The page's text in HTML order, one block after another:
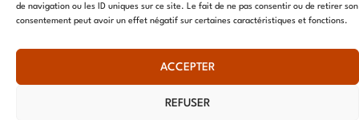
de navigation ou les ID uniques sur ce site. Le fait de ne pas consentir ou de retirer son
consentement peut avoir un effet négatif sur certaines caractéristiques et fonctions.
ACCEPTER
REFUSER
LILLE